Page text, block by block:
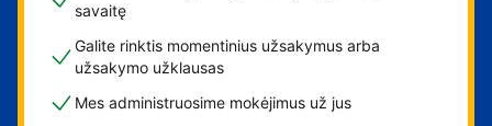
savaitę
Galite rinktis momentinius užsakymus arba
užsakymo užklausas
Mes administruosime mokėjimus už jus